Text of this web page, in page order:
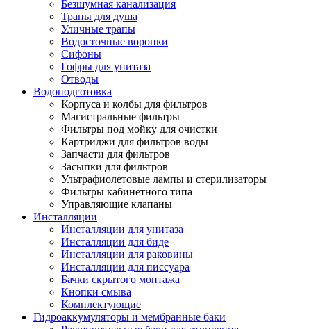
Безшумная канализация
Трапы для душа
Уличные трапы
Водосточные воронки
Сифоны
Гофры для унитаза
Отводы
Водоподготовка
Корпуса и колбы для фильтров
Магистральные фильтры
Фильтры под мойку для очистки
Картриджи для фильтров воды
Запчасти для фильтров
Засыпки для фильтров
Ультрафиолетовые лампы и стерилизаторы
Фильтры кабинетного типа
Управляющие клапаны
Инсталляции
Инсталляции для унитаза
Инсталляции для биде
Инсталляции для раковины
Инсталляции для писсуара
Бачки скрытого монтажа
Кнопки смыва
Комплектующие
Гидроаккумуляторы и мембранные баки